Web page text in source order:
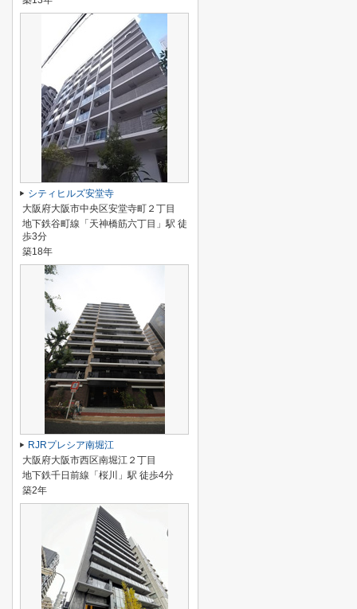
シティヒルズ安堂寺
大阪府大阪市中央区安堂寺町２丁目
地下鉄谷町線「天神橋筋六丁目」駅 徒
歩3分
築18年
RJRプレシア南堀江
大阪府大阪市西区南堀江２丁目
地下鉄千日前線「桜川」駅 徒歩4分
築2年